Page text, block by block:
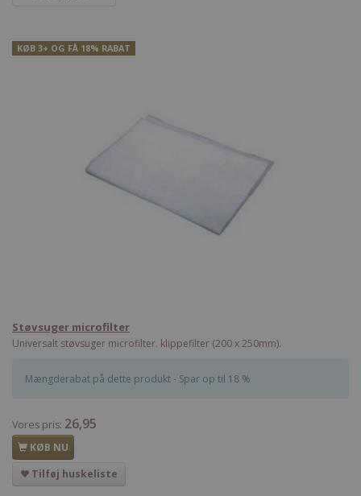
KØB 3+ OG FÅ 18% RABAT
Støvsuger microfilter
Universalt støvsuger microfilter. klippefilter (200 x 250mm).
Mængderabat på dette produkt - Spar op til 18 %
Vores pris: 26,95
KØB NU
Tilføj huskeliste